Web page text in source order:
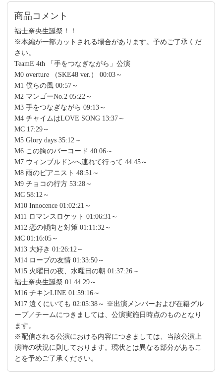
商品コメント
福士奈央生誕祭！！
※本編が一部カットされる場合があります。予めご了承くだ
さい。
TeamE 4th 「手をつなぎながら」公演
M0 overture （SKE48 ver.） 00:03～
M1 僕らの風 00:57～
M2 マンゴーNo.2 05:22～
M3 手をつなぎながら 09:13～
M4 チャイムはLOVE SONG 13:37～
MC 17:29～
M5 Glory days 35:12～
M6 この胸のバーコード 40:06～
M7 ウィンブルドンへ連れて行って 44:45～
M8 雨のピアニスト 48:51～
M9 チョコの行方 53:28～
MC 58:12～
M10 Innocence 01:02:21～
M11 ロマンスロケット 01:06:31～
M12 恋の傾向と対策 01:11:32～
MC 01:16:05～
M13 大好き 01:26:12～
M14 ロープの友情 01:33:50～
M15 火曜日の夜、水曜日の朝 01:37:26～
福士奈央生誕祭 01:44:29～
M16 チキンLINE 01:59:16～
M17 遠くにいても 02:05:38～ ※出演メンバーおよび在籍グル
ープ／チームにつきましては、公演実施日時点のものとなり
ます。
※配信される公演における内容につきましては、当該公演上
演時の状況に則しております。現状とは異なる部分があるこ
とを予めご了承ください。